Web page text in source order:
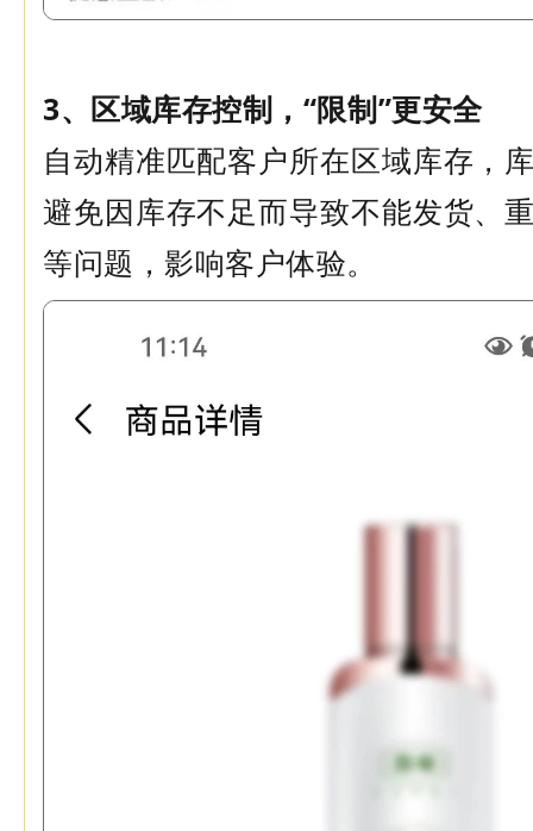
3、区域库存控制 ，“限制”更安全
自动精准匹配客户所在区域库存，
避免因库存不足而导致不能发货、
等问题，影响客户体验。